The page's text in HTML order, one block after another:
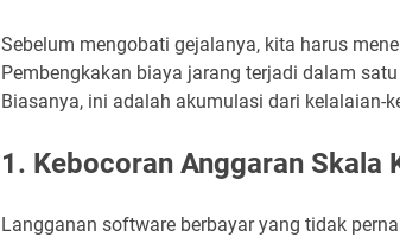
Sebelum mengobati gejalanya, kita harus
Pembengkakan biaya jarang terjadi dalam
Biasanya, ini adalah akumulasi dari kelalaian-
1. Kebocoran Anggaran Skala
Langganan software berbayar yang tidak